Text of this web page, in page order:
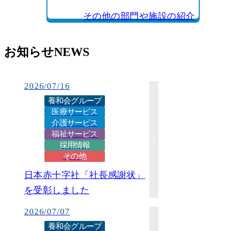
その他の部門や施設の紹介
お知らせNEWS
2026/07/16
養和会グループ
医療サービス
介護サービス
福祉サービス
採用情報
その他
日本赤十字社「社長感謝状」
を受彰しました
2026/07/07
養和会グループ